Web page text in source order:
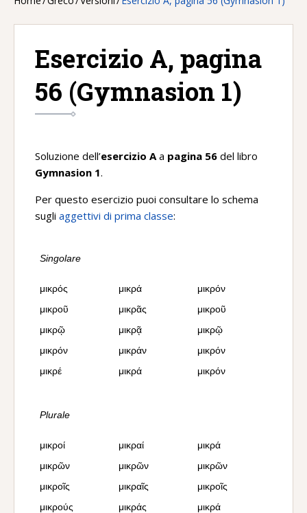
Esercizio A, pagina
56 (Gymnasion 1)
Soluzione dell’esercizio Aa pagina 56 del libro
Gymnasion 1.
Per questo esercizio puoi consultare lo schema
sugli aggettivi di prima classe:
Singolare
μικρός μικρά
μικρόν
μικροῦ
μικρᾶς
μικροῦ
μικρῷ
μικρᾷ
μικρῷ
μικρόν
μικράν
μικρόν
μικρέ
μικρά μικρόν
Plurale
μικροί μικραί
μικρά
μικρῶν
μικρῶν
μικρῶν
μικροῖς
μικραῖς
μικροῖς
μικρούς
μικράς
μικρά